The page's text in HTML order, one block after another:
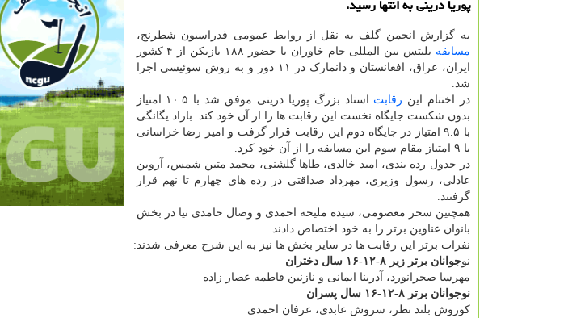
پوریا درینی به انتها رسید.
به گزارش انجمن گلف به نقل از روابط عمومی فدراسیون شطرنج،
مسابقه
بلیتس بین المللی جام خاوران با حضور ۱۸۸ بازیکن از ۴ کشور
ایران، عراق، افغانستان و دانمارک در ۱۱ دور و به روش سوئیسی اجرا
شد.
در اختتام این رقابت
استاد بزرگ پوریا درینی موفق شد با ۱۰.۵ امتیاز
بدون شکست جایگاه نخست این رقابت ها را از آن خود کند. باراد یگانگی
با ۹.۵ امتیاز در جایگاه دوم این رقابت قرار گرفت و امیر رضا خراسانی
با ۹ امتیاز مقام سوم این مسابقه را از آن خود کرد.
در جدول رده بندی، امید خالدی، طاها گلشنی، محمد متین شمس، آروین
عادلی، رسول وزیری، مهرداد صداقتی در رده های چهارم تا نهم قرار
گرفتند.
همچنین سحر معصومی، سیده ملیحه احمدی و وصال حامدی نیا در بخش
بانوان عناوین برتر را به خود اختصاص دادند.
نفرات برتر این رقابت ها در سایر بخش ها نیز به این شرح معرفی شدند:
نوجوانان برتر زیر ۸-۱۲-۱۶ سال دختران
مهرسا صحرانورد، آدرینا ایمانی و نازنین فاطمه عصار زاده
نوجوانان برتر ۸-۱۲-۱۶ سال پسران
کوروش بلند نظر، سروش عابدی، عرفان احمدی